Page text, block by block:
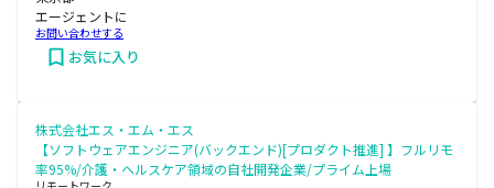
エージェントに
お問い合わせする
お気に入り
株式会社エス・エム・エス
【ソフトウェアエンジニア(バックエンド)[プロダクト推進] 】フルリモ
率95%/介護・ヘルスケア領域の自社開発企業/プライム上場